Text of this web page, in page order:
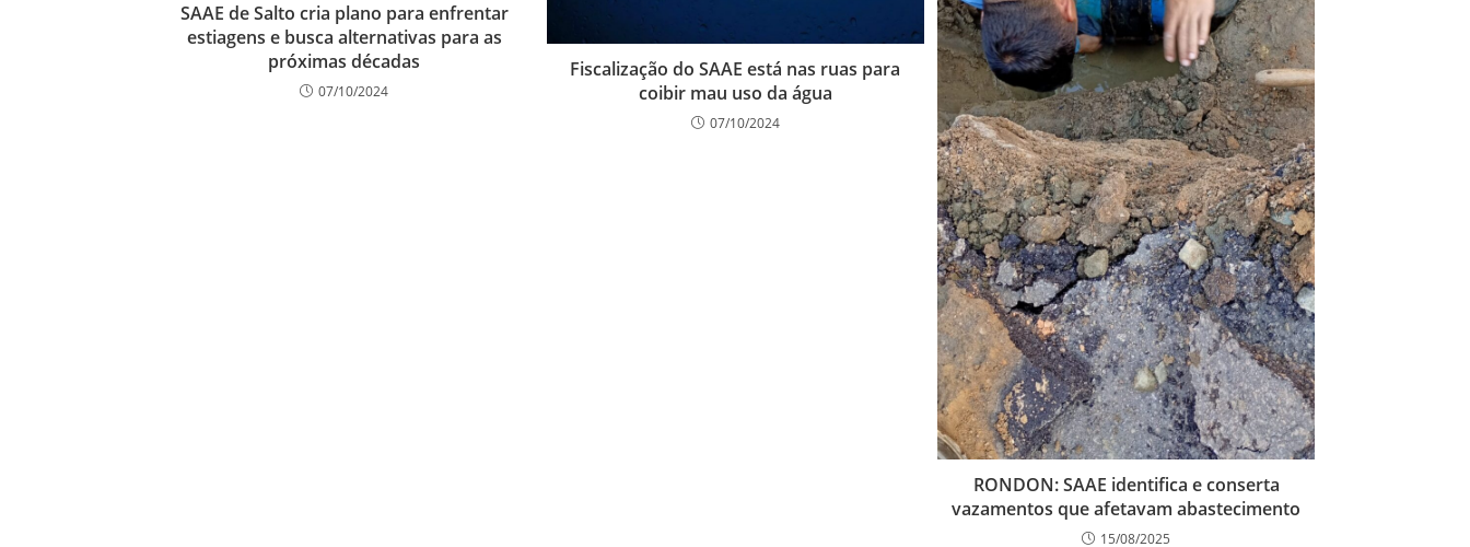
SAAE de Salto cria plano para enfrentar
estiagens e busca alternativas para as
próximas décadas
07/10/2024
Fiscalização do SAAE está nas ruas para
coibir mau uso da água
07/10/2024
RONDON: SAAE identifica e conserta
vazamentos que afetavam abastecimento
15/08/2025